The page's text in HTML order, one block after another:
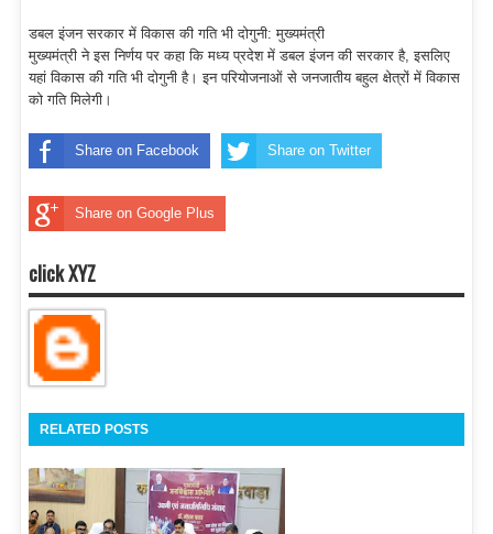
डबल इंजन सरकार में विकास की गति भी दोगुनी: मुख्यमंत्री
मुख्यमंत्री ने इस निर्णय पर कहा कि मध्य प्रदेश में डबल इंजन की सरकार है, इसलिए
यहां विकास की गति भी दोगुनी है। इन परियोजनाओं से जनजातीय बहुल क्षेत्रों में विकास
को गति मिलेगी।
Share on Facebook Share on Twitter
Share on Google Plus
click XYZ
RELATED POSTS